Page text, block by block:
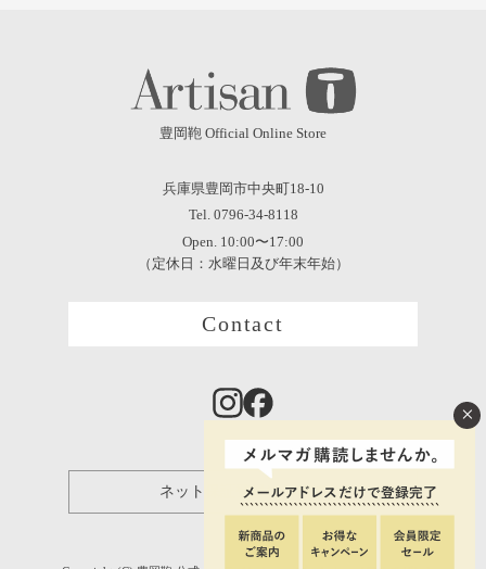
豊岡鞄 Official Online Store
兵庫県豊岡市中央町18-10
Tel. 0796-34-8118
Open. 10:00〜17:00
（定休日：水曜日及び年末年始）
Contact
ネット保証登録について
×